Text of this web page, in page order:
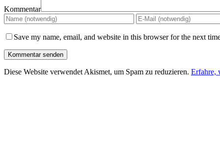
Kommentar
Save my name, email, and website in this browser for the next
Diese Website verwendet Akismet, um Spam zu reduzieren. Erfahre,